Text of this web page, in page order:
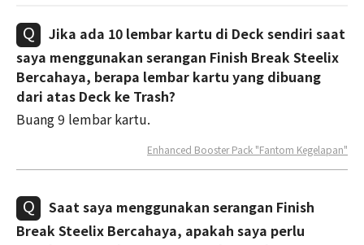
Jika ada 10 lembar kartu di Deck sendiri saat
saya menggunakan serangan Finish Break Steelix
Bercahaya, berapa lembar kartu yang dibuang
dari atas Deck ke Trash?
Buang 9 lembar kartu.
Enhanced Booster Pack "Fantom Kegelapan"
Saat saya menggunakan serangan Finish
Break Steelix Bercahaya, apakah saya perlu